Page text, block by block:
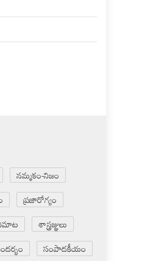
నమ్మకం-నిజం
ప్రజారోగ్యం
శాస్త్రజ్ఞులు
సంపాదకీయం